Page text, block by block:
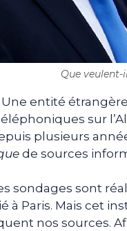
Que veulent-
Une entité
sur
plusieurs
de sources
sondages sont
à Paris. Mais cet
nos sources.